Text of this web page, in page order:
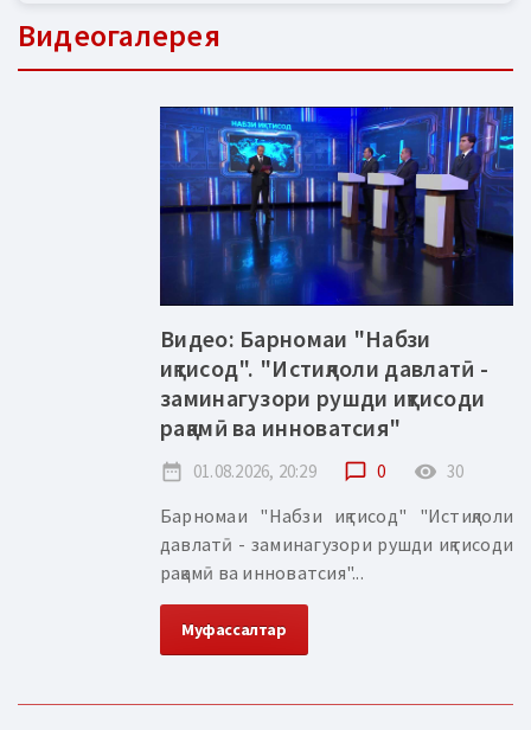
Видеогалерея
Видео: Барномаи "Набзи
иқтисод". "Истиқлоли давлатӣ -
заминагузори рушди иқтисоди
рақамӣ ва инноватсия"
date_range 01.08.2026, 20:29 chat_bubble_outline 0 remove_red_eye 30
Барномаи "Набзи иқтисод" "Истиқлоли
давлатӣ - заминагузори рушди иқтисоди
рақамӣ ва инноватсия"...
Муфассалтар